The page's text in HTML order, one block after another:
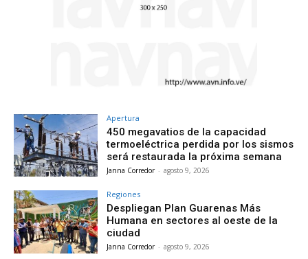
Apertura
450 megavatios de la capacidad
termoeléctrica perdida por los sismos
será restaurada la próxima semana
Janna Corredor - agosto 9, 2026
Regiones
Despliegan Plan Guarenas Más
Humana en sectores al oeste de la
ciudad
Janna Corredor - agosto 9, 2026